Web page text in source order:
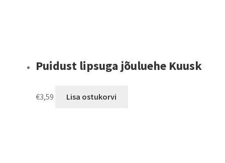
Puidust lipsuga jõuluehe Kuusk
€3,59 Lisa ostukorvi